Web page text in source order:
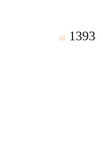
id: 1393